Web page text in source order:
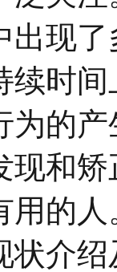
出现
续时
为的
现和
用的人
状介